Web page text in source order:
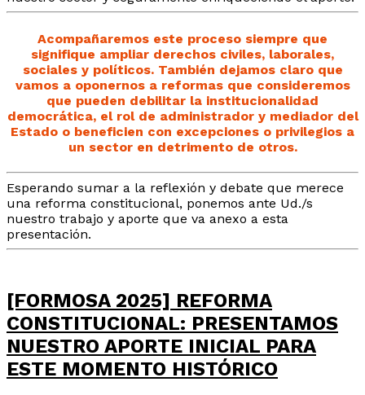
Acompañaremos este proceso siempre que
signifique ampliar derechos civiles, laborales,
sociales y políticos. También dejamos claro que
vamos a oponernos a reformas que consideremos
que pueden debilitar la institucionalidad
democrática, el rol de administrador y mediador del
Estado o beneficien con excepciones o privilegios a
un sector en detrimento de otros.
Esperando sumar a la reflexión y debate que merece
una reforma constitucional, ponemos ante Ud./s
nuestro trabajo y aporte que va anexo a esta
presentación.
[FORMOSA 2025] REFORMA
CONSTITUCIONAL: PRESENTAMOS
NUESTRO APORTE INICIAL PARA
ESTE MOMENTO HISTÓRICO